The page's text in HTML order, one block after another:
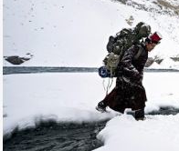
exibart team